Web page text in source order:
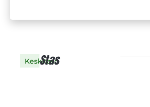
Keskitaso
Stas